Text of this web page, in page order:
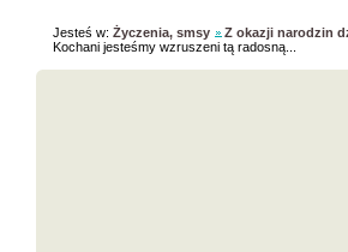
Jesteś w:Życzenia, smsy
Z okazji narodzin
Kochani jesteśmy wzruszeni tą radosną...